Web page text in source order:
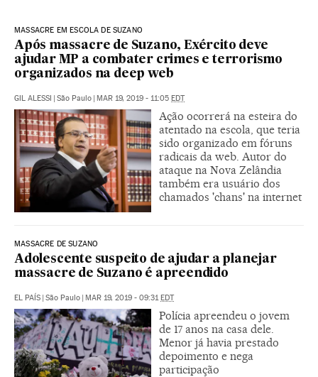
MASSACRE EM ESCOLA DE SUZANO
Após massacre de Suzano, Exército deve
ajudar MP a combater crimes e terrorismo
organizados na deep web
GIL ALESSI | São Paulo | MAR 19, 2019 - 11:05 EDT
Ação ocorrerá na esteira do
atentado na escola, que teria
sido organizado em fóruns
radicais da web. Autor do
ataque na Nova Zelândia
também era usuário dos
chamados 'chans' na internet
MASSACRE DE SUZANO
Adolescente suspeito de ajudar a planejar
massacre de Suzano é apreendido
EL PAÍS | São Paulo | MAR 19, 2019 - 09:31EDT
Polícia apreendeu o jovem
de 17 anos na casa dele.
Menor já havia prestado
depoimento e nega
participação